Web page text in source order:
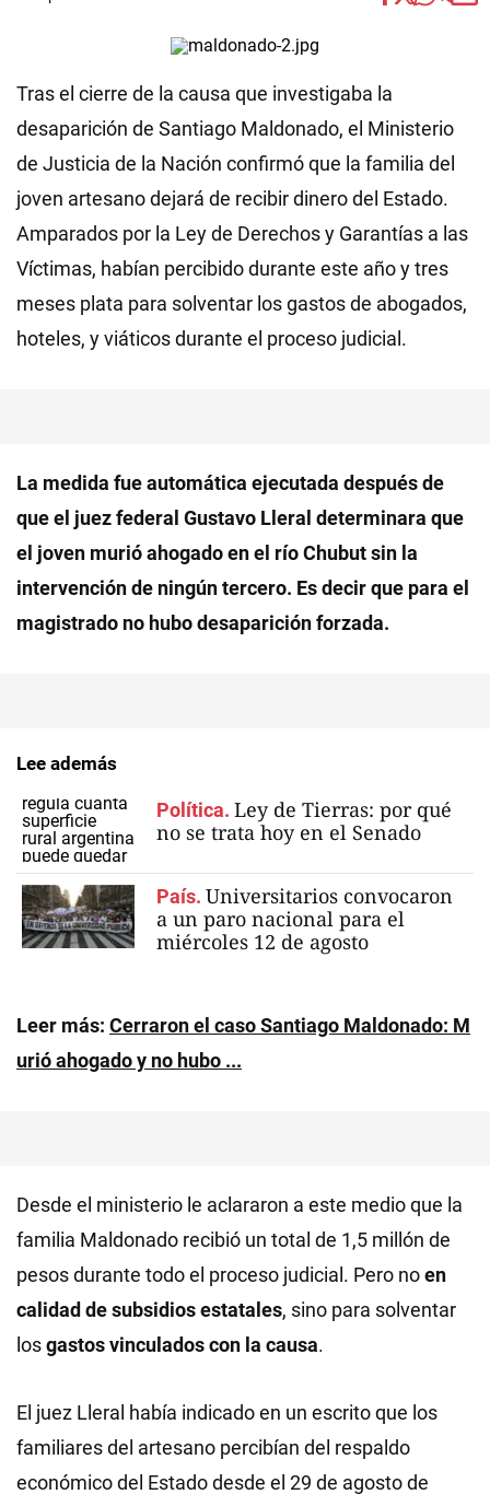
Tras el cierre de la causa que investigaba la
desaparición de Santiago Maldonado, el Ministerio
de Justicia de la Nación confirmó que la familia del
joven artesano dejará de recibir dinero del Estado.
Amparados por la Ley de Derechos y Garantías a las
Víctimas, habían percibido durante este año y tres
meses plata para solventar los gastos de abogados,
hoteles, y viáticos durante el proceso judicial.
La medida fue automática ejecutada después de
que el juez federal Gustavo Lleral determinara que
el joven murió ahogado en el río Chubut sin la
intervención de ningún tercero. Es decir que para el
magistrado no hubo desaparición forzada.
Lee además
Política. Ley de Tierras: por qué
no se trata hoy en el Senado
País. Universitarios convocaron
a un paro nacional para el
miércoles 12 de agosto
Leer más: Cerraron el caso Santiago Maldonado: M
urió ahogado y no hubo ...
Desde el ministerio le aclararon a este medio que la
familia Maldonado recibió un total de 1,5 millón de
pesos durante todo el proceso judicial. Pero noen
calidad de subsidios estatales, sino para solventar
losgastos vinculados con la causa.
El juez Lleral había indicado en un escrito que los
familiares del artesano percibían del respaldo
económico del Estado desde el 29 de agosto de